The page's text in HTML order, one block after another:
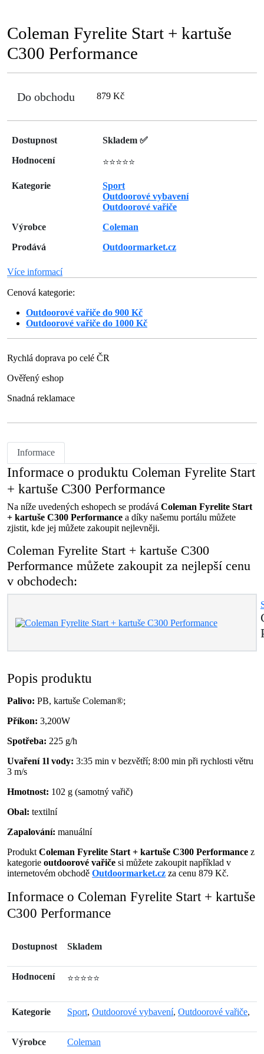
Coleman Fyrelite Start + kartuše
C300 Performance
Do obchodu 879 Kč
Dostupnost
Skladem ✅
Hodnocení
⭐⭐⭐⭐⭐
Kategorie
Sport
Outdoorové vybavení
Outdoorové vařiče
Výrobce
Coleman
Prodává
Outdoormarket.cz
Více informací
Cenová kategorie:
Outdoorové vařiče do 900 Kč
Outdoorové vařiče do 1000 Kč
Rychlá doprava po celé ČR
Ověřený eshop
Snadná reklamace
Informace
Informace o produktu Coleman Fyrelite Start
+ kartuše C300 Performance
Na níže uvedených eshopech se prodává Coleman Fyrelite Start
+ kartuše C300 Performance a díky našemu portálu můžete
zjistit, kde jej můžete zakoupit nejlevněji.
Coleman Fyrelite Start + kartuše C300
Performance můžete zakoupit za nejlepší cenu
v obchodech:
Popis produktu
Palivo: PB, kartuše Coleman®;
Příkon: 3,200W
Spotřeba: 225 g/h
Uvaření 1l vody: 3:35 min v bezvětří; 8:00 min při rychlosti větru
3 m/s
Hmotnost: 102 g (samotný vařič)
Obal: textilní
Zapalování: manuální
Produkt Coleman Fyrelite Start + kartuše C300 Performance z
kategorie outdoorové vařiče si můžete zakoupit například v
internetovém obchodě Outdoormarket.cz za cenu 879 Kč.
Informace o Coleman Fyrelite Start + kartuše
C300 Performance
Dostupnost Skladem
Hodnocení ⭐⭐⭐⭐⭐
Kategorie Sport, Outdoorové vybavení, Outdoorové vařiče,
Výrobce Coleman